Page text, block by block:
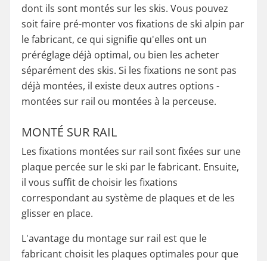
dont ils sont montés sur les skis. Vous pouvez
soit faire pré-monter vos fixations de ski alpin par
le fabricant, ce qui signifie qu'elles ont un
préréglage déjà optimal, ou bien les acheter
séparément des skis. Si les fixations ne sont pas
déjà montées, il existe deux autres options -
montées sur rail ou montées à la perceuse.
MONTÉ SUR RAIL
Les fixations montées sur rail sont fixées sur une
plaque percée sur le ski par le fabricant. Ensuite,
il vous suffit de choisir les fixations
correspondant au système de plaques et de les
glisser en place.
L'avantage du montage sur rail est que le
fabricant choisit les plaques optimales pour que